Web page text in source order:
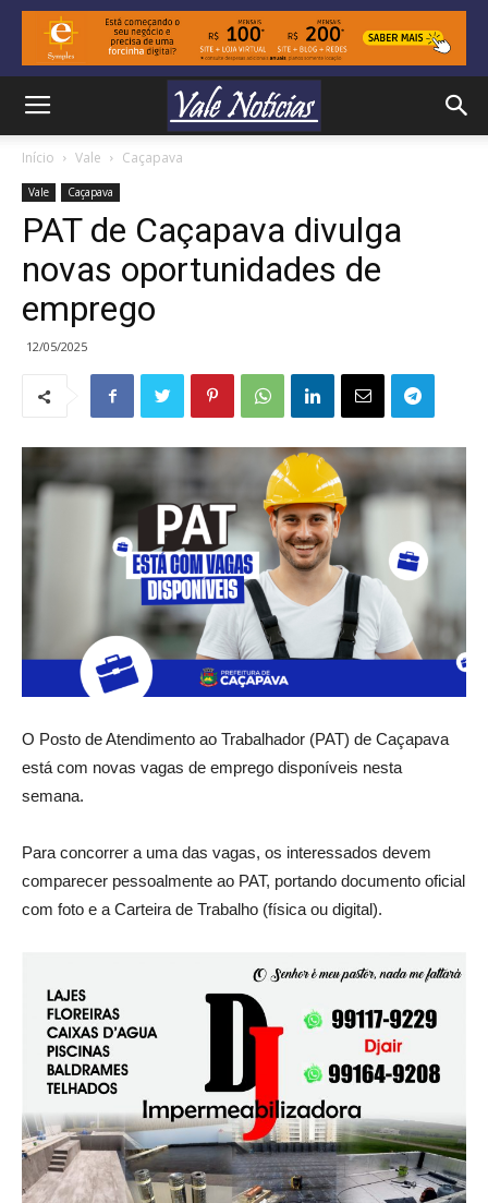
Início Vale Caçapava
Vale Caçapava
PAT de Caçapava divulga
novas oportunidades de
emprego
12/05/2025
O Posto de Atendimento ao Trabalhador (PAT) de Caçapava
está com novas vagas de emprego disponíveis nesta
semana.
Para concorrer a uma das vagas, os interessados devem
comparecer pessoalmente ao PAT, portando documento oficial
com foto e a Carteira de Trabalho (física ou digital).